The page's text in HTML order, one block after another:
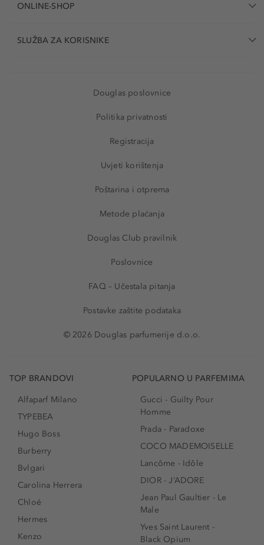
ONLINE-SHOP
SLUŽBA ZA KORISNIKE
Douglas poslovnice
Politika privatnosti
Registracija
Uvjeti korištenja
Poštarina i otprema
Metode plaćanja
Douglas Club pravilnik
Poslovnice
FAQ – Učestala pitanja
Postavke zaštite podataka
© 2026 Douglas parfumerije d.o.o.
TOP BRANDOVI
Alfaparf Milano
TYPEBEA
Hugo Boss
Burberry
Bvlgari
Carolina Herrera
Chloé
Hermes
Kenzo
POPULARNO U PARFEMIMA
Gucci - Guilty Pour
Homme
Prada - Paradoxe
COCO MADEMOISELLE
Lancôme - Idôle
DIOR - J’ADORE
Jean Paul Gaultier - Le
Male
Yves Saint Laurent -
Black Opium